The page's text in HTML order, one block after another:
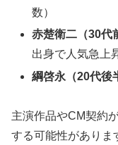
数）
赤楚衛二（30代
出身で人気急上
綱啓永（20代後
主演作品やCM契約
する可能性がありま